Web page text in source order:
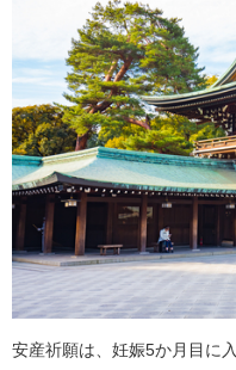
安産祈願は、妊娠5か月目に